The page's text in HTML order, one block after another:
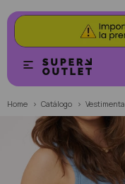

Home Catálogo Vestimenta